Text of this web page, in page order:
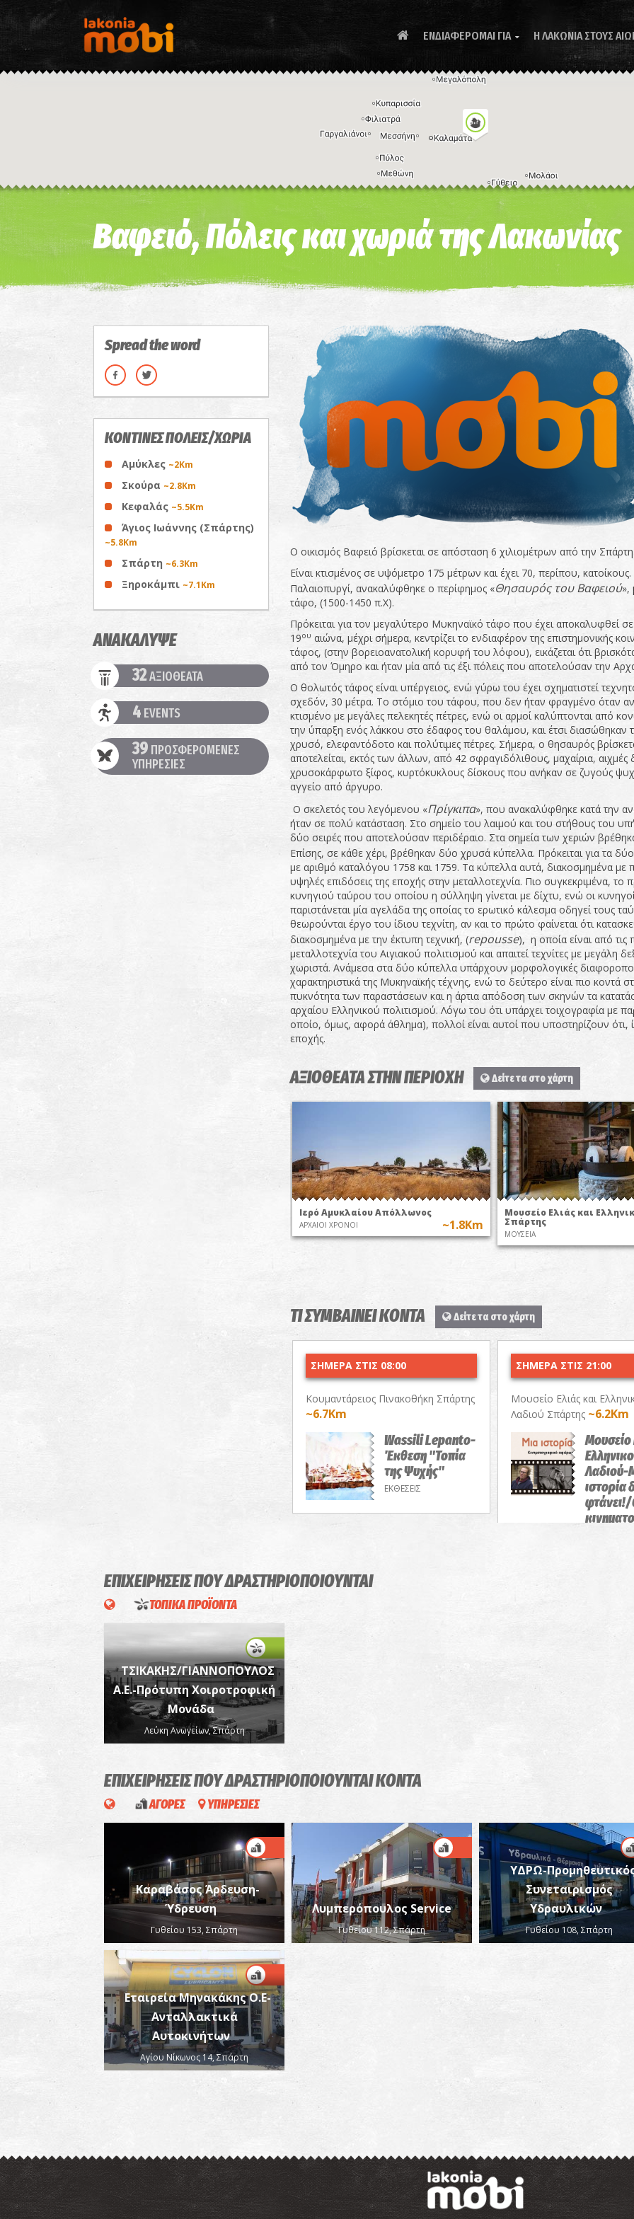
ΕΝΔΙΑΦΕΡΟΜΑΙ ΓΙΑ  Η ΛΑΚΩΝΙΑ ΣΤΟΥΣ
Βαφειό, Πόλεις και χωριά της Λακωνίας
Spread the word
ΚΟΝΤΙΝΕΣ ΠΟΛΕΙΣ/ΧΩΡΙΑ
Αμύκλες ~2Km
Σκούρα ~2.8Km
Κεφαλάς ~5.5Km
Άγιος Ιωάννης (Σπάρτης)
~5.8Km
Σπάρτη ~6.3Km
Ξηροκάμπι ~7.1Km
ΑΝΑΚΑΛΥΨΕ
32ΑΞΙΟΘΕΑΤΑ
4 EVENTS
39 ΠΡΟΣΦΕΡΟΜΕΝΕΣ
ΥΠΗΡΕΣΙΕΣ
Ο οικισμός Βαφειό βρίσκεται σε απόσταση 6 χιλιομέτρων από την Σπάρτη.
Είναι κτισμένος σε υψόμετρο 175 μέτρων και έχει 70, περίπου,
Παλαιοπυργί, ανακαλύφθηκε ο περίφημος «Θησαυρός του Βαφειού»,
τάφο, (1500-1450 π.Χ).
Πρόκειται για τον μεγαλύτερο Μυκηναϊκό τάφο που έχει αποκαλυφθεί
19ου αιώνα, μέχρι σήμερα, κεντρίζει το ενδιαφέρον της επιστημονικής
τάφος, (στην βορειοανατολική κορυφή του λόφου), εικάζεται ότι
από τον Όμηρο και ήταν μία από τις έξι πόλεις που αποτελούσαν την
Ο θολωτός τάφος είναι υπέργειος, ενώ γύρω του έχει σχηματιστεί
σχεδόν, 30 μέτρα. Το στόμιο του τάφου, που δεν ήταν φραγμένο όταν
κτισμένο με μεγάλες πελεκητές πέτρες, ενώ οι αρμοί καλύπτονται από
την ύπαρξη ενός λάκκου στο έδαφος του θαλάμου, και έτσι διασώθηκαν
χρυσό, ελεφαντόδοτο και πολύτιμες πέτρες. Σήμερα, ο θησαυρός
αποτελείται, εκτός των άλλων, από 42 σφραγιδόλιθους, μαχαίρια,
χρυσοκάρφωτο ξίφος, κυρτόκυκλους δίσκους που ανήκαν σε ζυγούς
αγγείο από άργυρο.
Ο σκελετός του λεγόμενου «Πρίγκιπα», που ανακαλύφθηκε κατά την
ήταν σε πολύ κατάσταση. Στο σημείο του λαιμού και του στήθους του
δύο σειρές που αποτελούσαν περιδέραιο. Στα σημεία των χεριών
Επίσης, σε κάθε χέρι, βρέθηκαν δύο χρυσά κύπελλα. Πρόκειται για τα
με αριθμό καταλόγου 1758 και 1759. Τα κύπελλα αυτά, διακοσμημένα με
υψηλές επιδόσεις της εποχής στην μεταλλοτεχνία. Πιο συγκεκριμένα,
κυνηγιού ταύρου του οποίου η σύλληψη γίνεται με δίχτυ, ενώ οι
παριστάνεται μία αγελάδα της οποίας το ερωτικό κάλεσμα οδηγεί τους
θεωρούνται έργο του ίδιου τεχνίτη, αν και το πρώτο φαίνεται ότι
διακοσμημένα με την έκτυπη τεχνική, (repousse), η οποία είναι από τις
μεταλλοτεχνία του Αιγιακού πολιτισμού και απαιτεί τεχνίτες με μεγάλη
χωριστά. Ανάμεσα στα δύο κύπελλα υπάρχουν μορφολογικές
χαρακτηριστικά της Μυκηναϊκής τέχνης, ενώ το δεύτερο είναι πιο
πυκνότητα των παραστάσεων και η άρτια απόδοση των σκηνών τα
αρχαίου Ελληνικού πολιτισμού. Λόγω του ότι υπάρχει τοιχογραφία με
οποίο, όμως, αφορά άθλημα), πολλοί είναι αυτοί που υποστηρίζουν ότι,
εποχής.
ΑΞΙΟΘΕΑΤΑ ΣΤΗΝ ΠΕΡΙΟΧΗ Δείτε τα στο χάρτη
Ιερό Αμυκλαίου Απόλλωνος
ΑΡΧΑΙΟΙ ΧΡΟΝΟΙ ~1.8Km
Μουσείο Ελιάς και
Σπάρτης
ΜΟΥΣΕΙΑ
ΤΙ ΣΥΜΒΑΙΝΕΙ ΚΟΝΤΑ Δείτε τα στο χάρτη
ΣΗΜΕΡΑ ΣΤΙΣ 08:00
Κουμαντάρειος Πινακοθήκη Σπάρτης
~6.7Km
Wassili Lepanto-
Έκθεση "Τοπία
της Ψυχής"
ΕΚΘΕΣΕΙΣ
ΣΗΜΕΡΑ ΣΤΙΣ 21:00
Μουσείο Ελιάς και
Λαδιού Σπάρτης ~6.2Km
Μουσείο
Λαδιού-
ιστορία
ΕΠΙΧΕΙΡΗΣΕΙΣ ΠΟΥ ΔΡΑΣΤΗΡΙΟΠΟΙΟΥΝΤΑΙ
ΤΟΠΙΚΑ ΠΡΟΪΟΝΤΑ
ΤΣΙΚΑΚΗΣ/ΓΙΑΝΝΟΠΟΥΛΟΣ
Α.Ε.-Πρότυπη Χοιροτροφική
Μονάδα
Λεύκη Ανωγείων, Σπάρτη
ΕΠΙΧΕΙΡΗΣΕΙΣ ΠΟΥ ΔΡΑΣΤΗΡΙΟΠΟΙΟΥΝΤΑΙΚΟΝΤΑ
ΑΓΟΡΕΣ ΥΠΗΡΕΣΙΕΣ
Καραβάσος Άρδευση-
Ύδρευση
Γυθείου 153, Σπάρτη
Λυμπερόπουλος Service
Γυθείου 112, Σπάρτη
ΥΔΡΩ-
Συνεταιρισμός
Υδραυλικών
Γυθείου 108, Σπάρτη
Εταιρεία Μηνακάκης Ο.Ε-
Ανταλλακτικά
Αυτοκινήτων
Αγίου Νίκωνος 14, Σπάρτη